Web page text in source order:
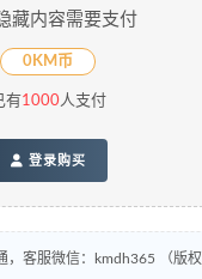
藏内容需要支付
0KM币
有1000人支付
登录购买
客服微信：kmdh365 （版